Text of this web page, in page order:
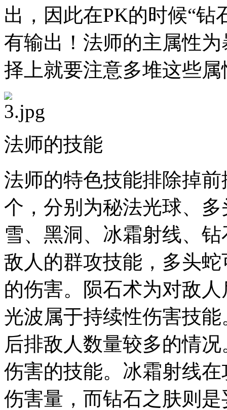
出，因此在PK的时候“钻
有输出！法师的主属性
择上就要注意多堆这些属
法师的技能
法师的特色技能排除掉
个，分别为秘法光球、
雪、黑洞、冰霜射线、
敌人的群攻技能，多头
的伤害。陨石术为对敌
光波属于持续性伤害技
后排敌人数量较多的情
伤害的技能。冰霜射线
伤害量，而钻石之肤则